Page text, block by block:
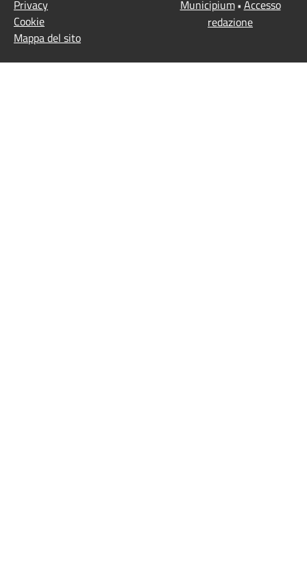
Privacy
Cookie
Mappa del sito
Municipium• Accesso
redazione